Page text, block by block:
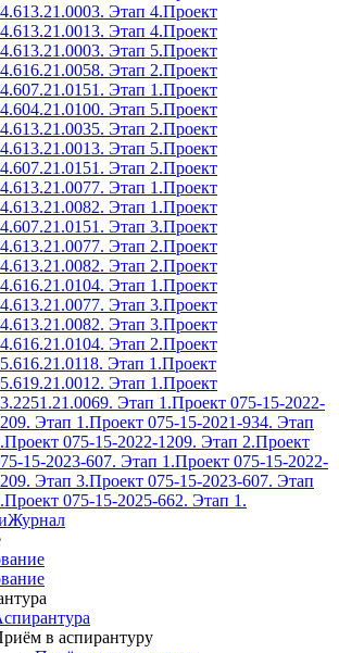
Этап 4.Проект
Этап 4.Проект
Этап 5.Проект
Этап 2.Проект
Этап 1.Проект
Этап 5.Проект
Этап 2.Проект
Этап 5.Проект
Этап 2.Проект
Этап 1.Проект
Этап 1.Проект
Этап 3.Проект
Этап 2.Проект
Этап 2.Проект
Этап 1.Проект
Этап 3.Проект
Этап 3.Проект
Этап 2.Проект
Этап 1.Проект
Этап 1.Проект
Этап 1.Проект 075-15-2022-
Этап 1.Проект 075-15-2021-934. Этап
Проект 075-15-2022-1209. Этап 2.Проект
15-2023-607. Этап 1.Проект 075-15-2022-
Этап 3.Проект 075-15-2023-607. Этап
Проект 075-15-2025-662. Этап 1.
Журнал
в аспирантуру